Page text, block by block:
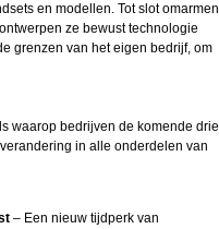
en modellen. Tot slot omarmen
ze bewust technologie
grenzen van het eigen bedrijf, om
waarop bedrijven de komende drie
in alle onderdelen van
– Een nieuw tijdperk van